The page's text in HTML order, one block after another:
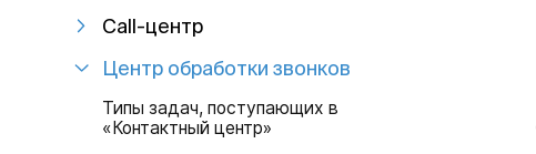
Call-центр
Центр обработки звонков
Типы задач, поступающих в
«Контактный центр»